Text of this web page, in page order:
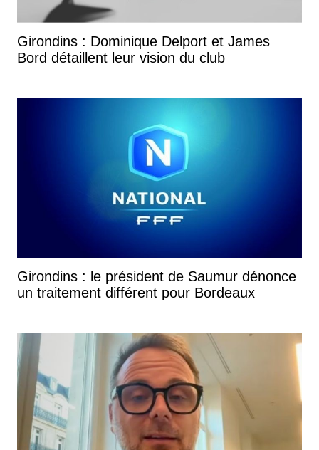
Girondins : Dominique Delport et James
Bord détaillent leur vision du club
Girondins : le président de Saumur dénonce
un traitement différent pour Bordeaux